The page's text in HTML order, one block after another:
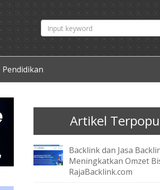
Pendidikan
Artikel
Backlink dan Jasa
Meningkatkan Omzet
RajaBacklink.com